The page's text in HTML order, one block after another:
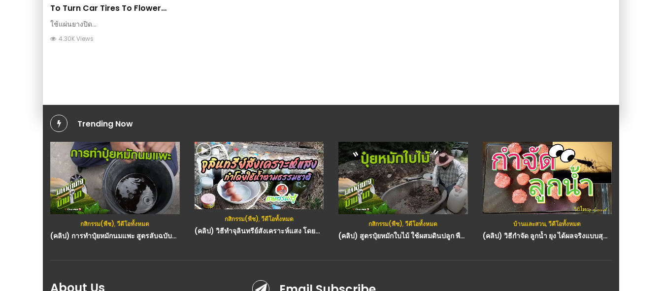
To Turn Car Tires To Flower
Pots : วีดีโอ เกษตร
ใช้แผ่นยางปิด...
4.30K Views
Trending Now
กสิกรรม(พืช),วีดีโอทั้งหมด
(คลิป) การทำปุ๋ยหมักนมแพะ สูตรลับฉบับบ้านนา : วีดีโอ เกษตร
กสิกรรม(พืช),วีดีโอทั้งหมด
(คลิป) วิธีทำจุลินทรีย์สังเคราะห์แสง โดยน้ำตามธรรมชาติ สูตรทำจุลินทรีย์สังเคราะห์แสงแบบไม่มีหัวเชื้อ
กสิกรรม(พืช),วีดีโอทั้งหมด
(คลิป) สูตรปุ๋ยหมักใบไม้ ใช้ผสมดินปลูก พืชผักงาม โตไว ลดต้นทุน : วีดีโอ เกษตร
บ้านและสวน,วีดีโอทั้งหมด
(คลิป) วิธีกำจัด ลูกน้ำ ยุง ได้ผลจริงแบบสุดจัด : วีดีโอ เกษตร